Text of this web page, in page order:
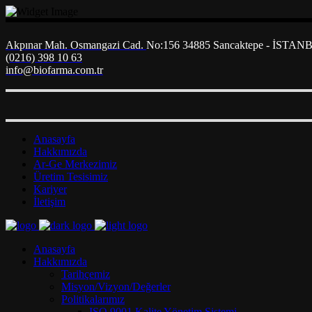
Akpınar Mah. Osmangazi Cad. No:156 34885 Sancaktepe -
(0216) 398 10 63
info@biofarma.com.tr
Anasayfa
Hakkımızda
Ar-Ge Merkezimiz
Üretim Tesisimiz
Kariyer
İletişim
Anasayfa
Hakkımızda
Tarihçemiz
Misyon/Vizyon/Değerler
Politikalarımız